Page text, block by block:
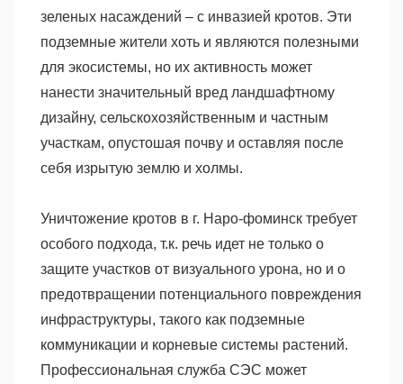
зеленых насаждений – с инвазией кротов. Эти
подземные жители хоть и являются полезными
для экосистемы, но их активность может
нанести значительный вред ландшафтному
дизайну, сельскохозяйственным и частным
участкам, опустошая почву и оставляя после
себя изрытую землю и холмы.
Уничтожение кротов в г. Наро-фоминск требует
особого подхода, т.к. речь идет не только о
защите участков от визуального урона, но и о
предотвращении потенциального повреждения
инфраструктуры, такого как подземные
коммуникации и корневые системы растений.
Профессиональная служба СЭС может